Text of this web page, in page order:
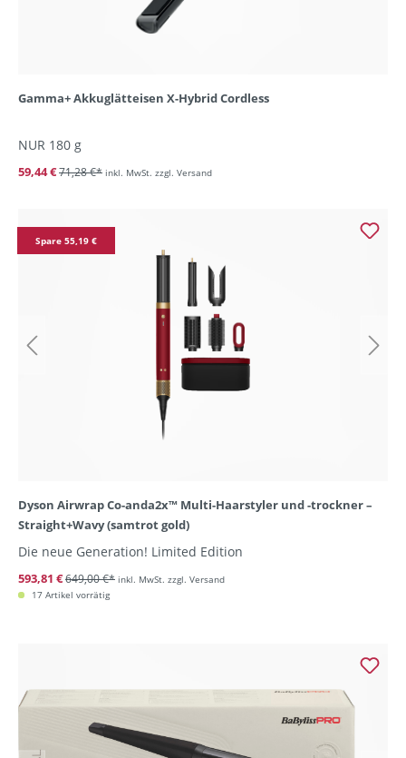
Gamma+ Akkuglätteisen X-Hybrid Cordless
NUR 180 g
59,44 €71,28 €* inkl. MwSt. zzgl. Versand
Spare 55,19 €
Dyson Airwrap Co-anda2x™ Multi-Haarstyler und -trockner –
Straight+Wavy (samtrot gold)
Die neue Generation! Limited Edition
593,81 €649,00 €* inkl. MwSt. zzgl. Versand
17 Artikel vorrätig